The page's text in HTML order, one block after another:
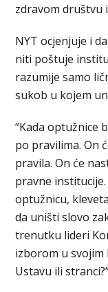
zdravom društvu
NYT ocjenjuje i
niti poštuje
razumije samo
sukob u kojem
“Kada optužnice
po pravilima. On
pravila. On će
pravne
optužnicu,
da uništi slovo
trenutku lideri
izborom u svojim
Ustavu ili